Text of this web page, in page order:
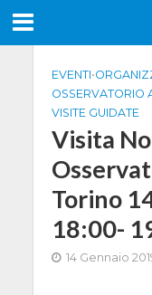
EVENTI•
OSSERVATORIO
VISITE GUIDATE
Visita
Torino
18:00-
14 Gennaio